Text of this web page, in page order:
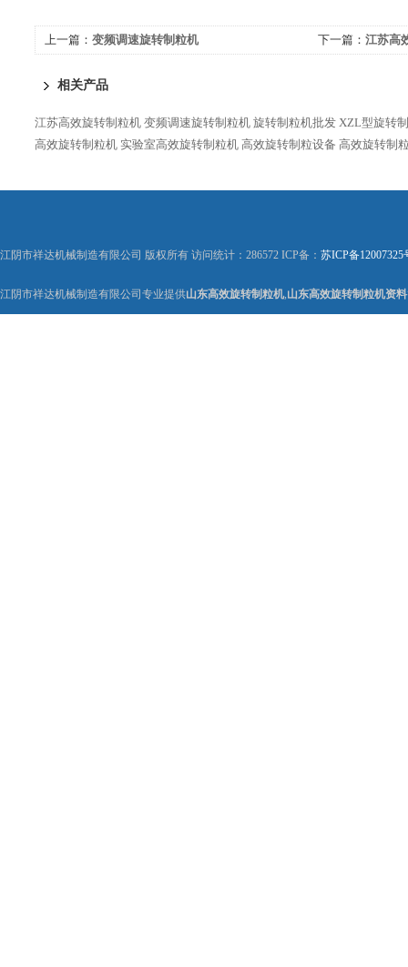
上一篇： 变频调速旋转制粒机 下一篇： 江苏高
相关产品
江苏高效旋转制粒机 变频调速旋转制粒机 旋转制粒机批发 XZL型旋转
高效旋转制粒机 实验室高效旋转制粒机 高效旋转制粒设备 高效旋转制
江阴市祥达机械制造有限公司 版权所有 访问统计：286572 ICP备： 苏ICP备12007325
江阴市祥达机械制造有限公司专业提供山东高效旋转制粒机,山东高效旋转制粒机资料